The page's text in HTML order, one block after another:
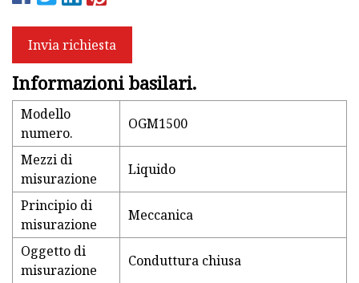
Invia richiesta
Informazioni basilari.
Modello
numero.
OGM1500
Mezzi di
misurazione
Liquido
Principio di
misurazione
Meccanica
Oggetto di
misurazione
Conduttura chiusa